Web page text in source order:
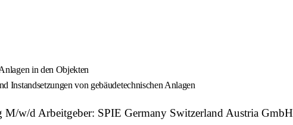
in den Objekten
Instandsetzungen von gebäudetechnischen Anlagen
w/d Arbeitgeber: SPIE Germany Switzerland Austria GmbH